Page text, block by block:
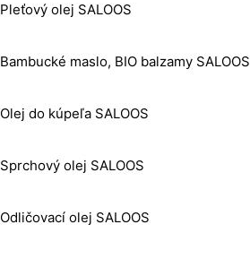
Pleťový olej SALOOS
Bambucké maslo, BIO balzamy SALOOS
Olej do kúpeľa SALOOS
Sprchový olej SALOOS
Odličovací olej SALOOS